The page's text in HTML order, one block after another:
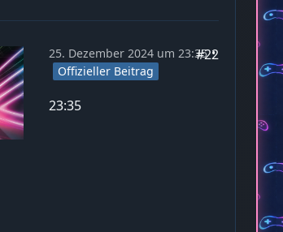
25. Dezember 2024 um 23:35
Offizieller Beitrag
#22
23:35